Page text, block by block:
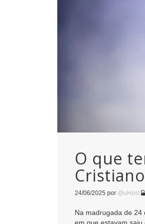
O que
24/06/2025 por @uHost
Na madrugada de 24